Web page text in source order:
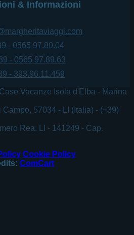
& Informazioni
- 0565 97.80.04
- 0565 97.89.63
- 393.96.11.459
Cookie Policy
ComCart
Vacanze Isola d'Elba - Marina
57034 - LI (Italia) - (+39)
Rea: LI - 141249 - Cap.